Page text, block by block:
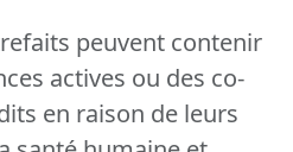
peuvent contenir
actives ou des co-
en raison de leurs